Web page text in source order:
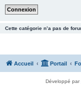
Cette catégorie n’a pas de
Accueil Portail
Développé par